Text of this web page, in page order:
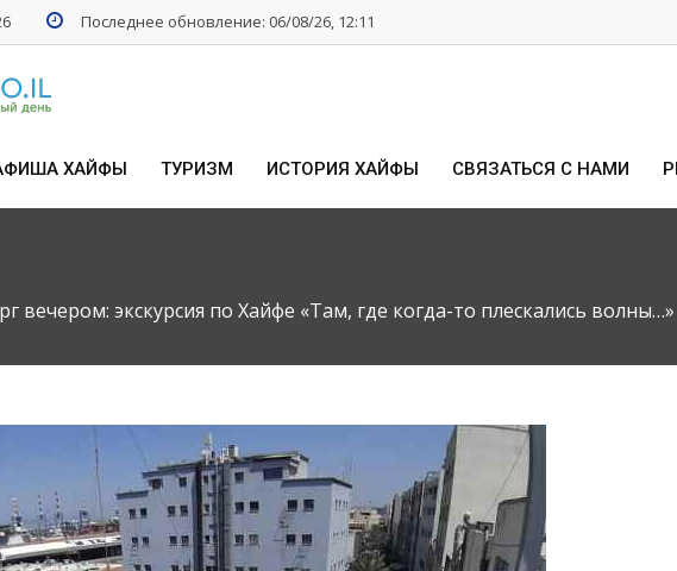
Последнее обновление: 06/08/26, 12:11
ХАЙФЫ ТУРИЗМ ИСТОРИЯ ХАЙФЫ СВЯЗАТЬСЯ С НАМИ
вечером: экскурсия по Хайфе «Там, где когда-то плескались волны…»